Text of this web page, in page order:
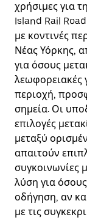
χρήσιμες για
Island Rail
με κοντινές
Νέας Υόρκης,
για όσους
λεωφορειακές
περιοχή,
σημεία. Οι
επιλογές
μεταξύ
απαιτούν
συγκοινωνίες
λύση για
οδήγηση, αν
με τις